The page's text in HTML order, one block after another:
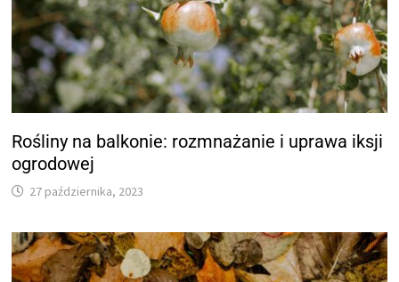
Rośliny na balkonie: rozmnażanie i uprawa iksji
ogrodowej
27 października, 2023